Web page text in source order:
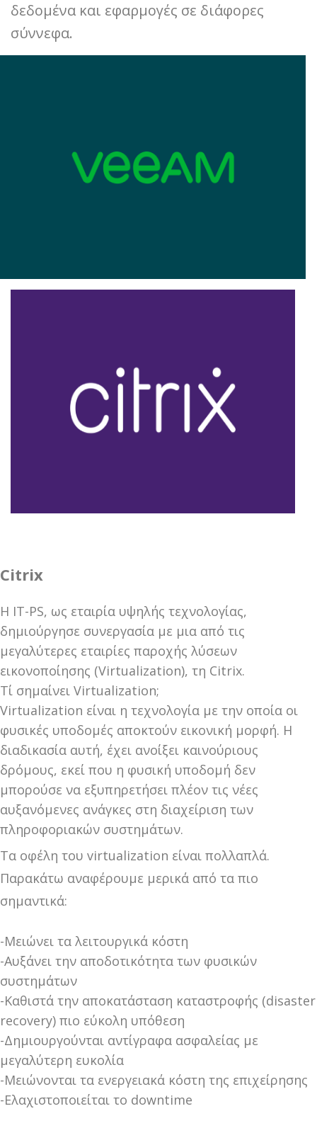
δεδομένα και εφαρμογές σε διάφορες
σύννεφα.
Citrix
Η IT-PS, ως εταιρία υψηλής τεχνολογίας,
δημιούργησε συνεργασία με μια από τις
μεγαλύτερες εταιρίες παροχής λύσεων
εικονοποίησης (Virtualization), τη Citrix.
Τί σημαίνει Virtualization;
Virtualization είναι η τεχνολογία με την οποία οι
φυσικές υποδομές αποκτούν εικονική μορφή. Η
διαδικασία αυτή, έχει ανοίξει καινούριους
δρόμους, εκεί που η φυσική υποδομή δεν
μπορούσε να εξυπηρετήσει πλέον τις νέες
αυξανόμενες ανάγκες στη διαχείριση των
πληροφοριακών συστημάτων.
Τα οφέλη του virtualization είναι πολλαπλά.
Παρακάτω αναφέρουμε μερικά από τα πιο
σημαντικά:
-Μειώνει τα λειτουργικά κόστη
-Αυξάνει την αποδοτικότητα των φυσικών
συστημάτων
-Καθιστά την αποκατάσταση καταστροφής (disaster
recovery) πιο εύκολη υπόθεση
-Δημιουργούνται αντίγραφα ασφαλείας με
μεγαλύτερη ευκολία
-Μειώνονται τα ενεργειακά κόστη της επιχείρησης
-Ελαχιστοποιείται το downtime